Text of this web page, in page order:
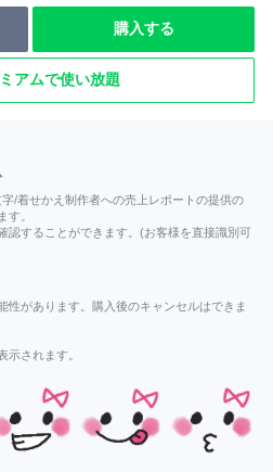
購入する
アムで使い放題
/着せかえ制作者への売上レポートの提供の
す。
認することができます。(お客様を直接識別可
性があります。購入後のキャンセルはできま
示されます。